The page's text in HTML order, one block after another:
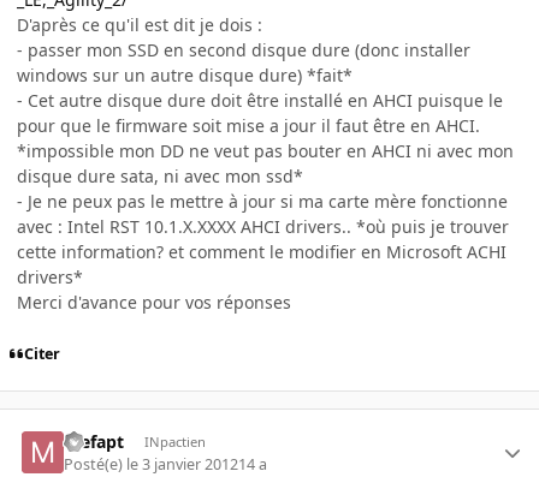
D'après ce qu'il est dit je dois :
- passer mon SSD en second disque dure (donc installer
windows sur un autre disque dure) *fait*
- Cet autre disque dure doit être installé en AHCI puisque le
pour que le firmware soit mise a jour il faut être en AHCI.
*impossible mon DD ne veut pas bouter en AHCI ni avec mon
disque dure sata, ni avec mon ssd*
- Je ne peux pas le mettre à jour si ma carte mère fonctionne
avec : Intel RST 10.1.X.XXXX AHCI drivers.. *où puis je trouver
cette information? et comment le modifier en Microsoft ACHI
drivers*
Merci d'avance pour vos réponses
Citer
mefapt INpactien
Posté(e) le 3 janvier 201214 a